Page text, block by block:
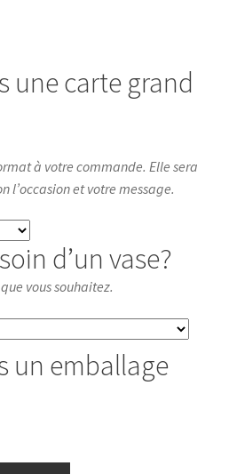
une carte grand
à votre commande. Elle sera
l’occasion et votre message.
d’un vase?
vous souhaitez.
un emballage